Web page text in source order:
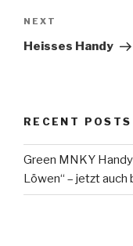
Next
Post
NEXT
Heisses Handy
RECENT POSTS
Green MNKY
Löwen“ – jetzt auch